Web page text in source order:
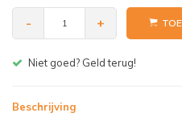
- +
Gratis bezorgen v.a. €
Beschrijving